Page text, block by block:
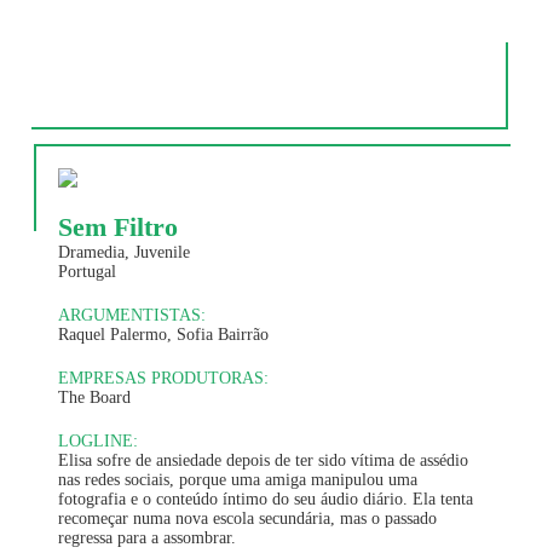
Sem Filtro
Dramedia, Juvenile
Portugal
ARGUMENTISTAS:
Raquel Palermo, Sofia Bairrão
EMPRESAS PRODUTORAS:
The Board
LOGLINE:
Elisa sofre de ansiedade depois de ter sido vítima de assédio
nas redes sociais, porque uma amiga manipulou uma
fotografia e o conteúdo íntimo do seu áudio diário. Ela tenta
recomeçar numa nova escola secundária, mas o passado
regressa para a assombrar.